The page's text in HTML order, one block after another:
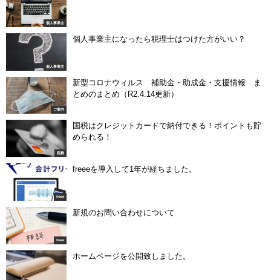
個人事業主
個人事業主
個人事業主になったら税理士はつけた方がいい？
ご案内
新型コロナウィルス 補助金・助成金・支援情報 ま
とめのまとめ（R2.4.14更新）
税務
国税はクレジットカードで納付できる！ポイントも貯
められる！
freee
freeeを導入して1年が経ちました。
freee
新規のお問い合わせについて
ホームページを公開致しました。